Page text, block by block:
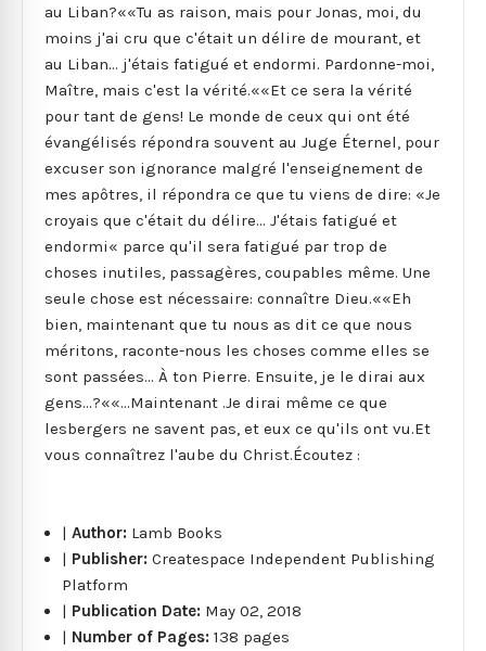
au Liban?««Tu as raison, mais pour Jonas, moi, du
moins j'ai cru que c'était un délire de mourant, et
au Liban... j'étais fatigué et endormi. Pardonne-moi,
Maître, mais c'est la vérité.««Et ce sera la vérité
pour tant de gens! Le monde de ceux qui ont été
évangélisés répondra souvent au Juge Éternel, pour
excuser son ignorance malgré l'enseignement de
mes apôtres, il répondra ce que tu viens de dire: «Je
croyais que c'était du délire... J'étais fatigué et
endormi« parce qu'il sera fatigué par trop de
choses inutiles, passagères, coupables même. Une
seule chose est nécessaire: connaître Dieu.««Eh
bien, maintenant que tu nous as dit ce que nous
méritons, raconte-nous les choses comme elles se
sont passées... À ton Pierre. Ensuite, je le dirai aux
gens...?««...Maintenant .Je dirai même ce que
lesbergers ne savent pas, et eux ce qu'ils ont vu.Et
vous connaîtrez l'aube du Christ.Écoutez :
|Author: Lamb Books
| Publisher:Createspace Independent Publishing
Platform
| Publication Date: May 02, 2018
| Number of Pages:138 pages